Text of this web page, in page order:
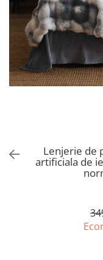
Bumbac satinat
Bumbac policoton
Compatibile cu saltea
90x200cm
100x200cm
120x200cm
200x200cm
200x220cm
Normal - fara elastic
Lenjerie de
artificiala de